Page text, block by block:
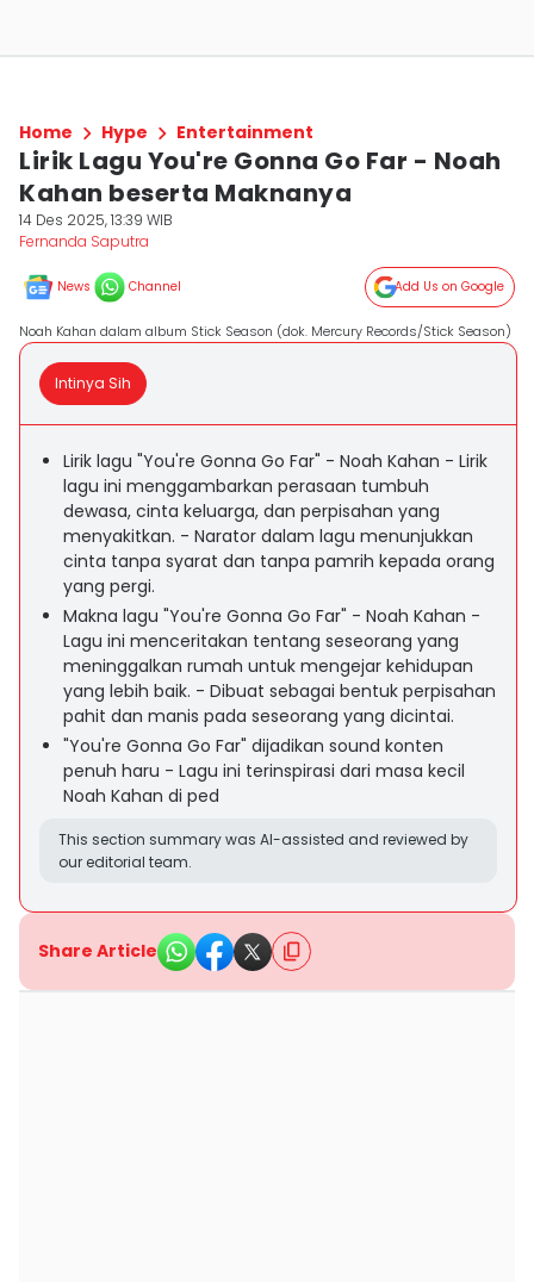
Home Hype Entertainment
Lirik Lagu You're Gonna Go Far - Noah
Kahan beserta Maknanya
14 Des 2025, 13:39 WIB
Fernanda Saputra
News Channel Add Us on Google
Noah Kahan dalam album Stick Season (dok. Mercury Records/Stick Season)
Intinya Sih
Lirik lagu "You're Gonna Go Far" - Noah Kahan - Lirik
lagu ini menggambarkan perasaan tumbuh
dewasa, cinta keluarga, dan perpisahan yang
menyakitkan. - Narator dalam lagu menunjukkan
cinta tanpa syarat dan tanpa pamrih kepada orang
yang pergi.
Makna lagu "You're Gonna Go Far" - Noah Kahan -
Lagu ini menceritakan tentang seseorang yang
meninggalkan rumah untuk mengejar kehidupan
yang lebih baik. - Dibuat sebagai bentuk perpisahan
pahit dan manis pada seseorang yang dicintai.
"You're Gonna Go Far" dijadikan sound konten
penuh haru - Lagu ini terinspirasi dari masa kecil
Noah Kahan di ped
This section summary was AI-assisted and reviewed by
our editorial team.
Share Article